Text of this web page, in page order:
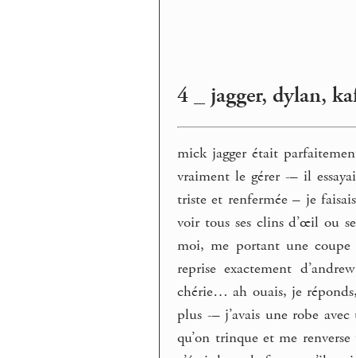
4 _ jagger, dylan,
mick jagger était
vraiment le gérer -– il
triste et renfermée – je
voir tous ses clins d’œil ou
moi, me portant une coupe
reprise exactement
chérie… ah ouais, je
plus -– j’avais une robe
qu’on trinque et me